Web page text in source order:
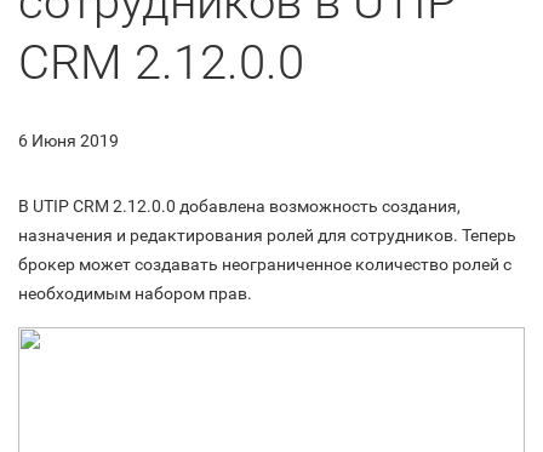
CRM 2.12.0.0
6 Июня 2019
В UTIP CRM 2.12.0.0 добавлена возможность создания,
назначения и редактирования ролей для сотрудников. Теперь
брокер может создавать неограниченное количество ролей с
необходимым набором прав.